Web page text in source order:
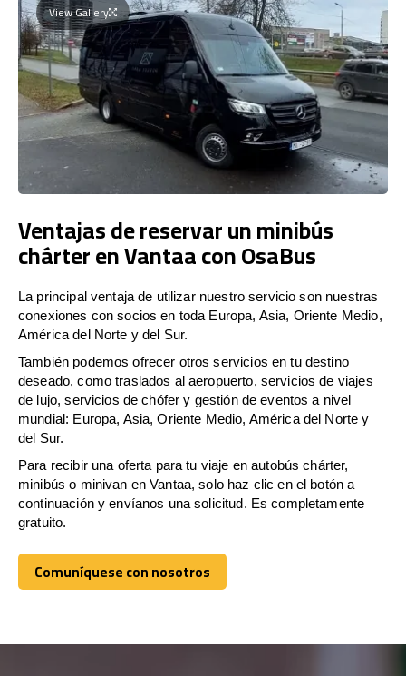
View Gallery
Ventajas de reservar un minibús
chárter en Vantaa con OsaBus
La principal ventaja de utilizar nuestro servicio son nuestras
conexiones con socios en toda Europa, Asia, Oriente Medio,
América del Norte y del Sur.
También podemos ofrecer otros servicios en tu destino
deseado, como traslados al aeropuerto, servicios de viajes
de lujo, servicios de chófer y gestión de eventos a nivel
mundial: Europa, Asia, Oriente Medio, América del Norte y
del Sur.
Para recibir una oferta para tu viaje en autobús chárter,
minibús o minivan en Vantaa, solo haz clic en el botón a
continuación y envíanos una solicitud. Es completamente
gratuito.
Comuníquese con nosotros
Comuníquese con nosotros